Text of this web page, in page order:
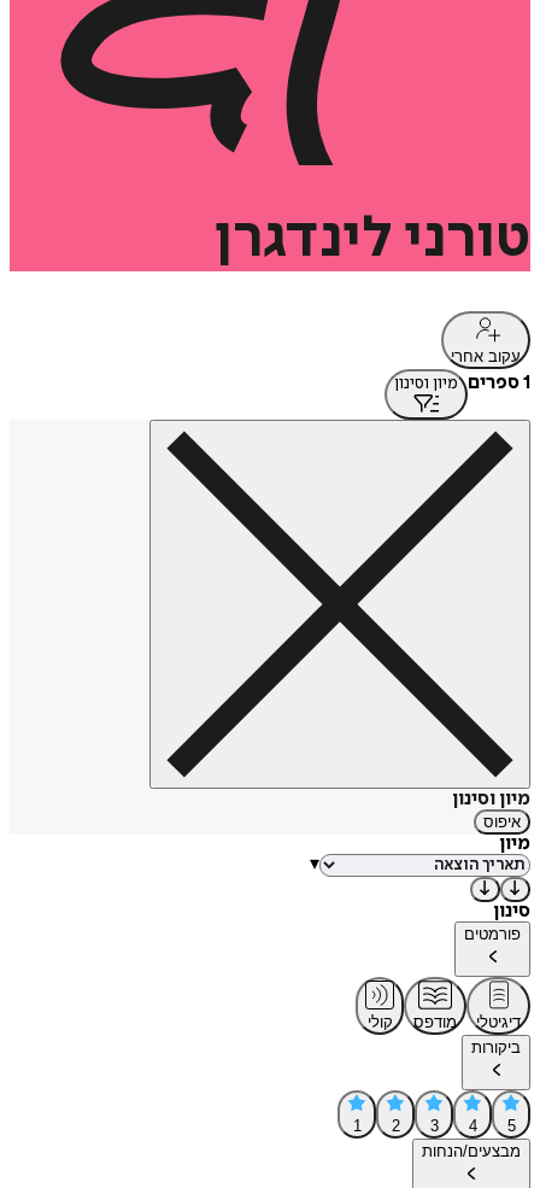
טורני לינדגרן
עקוב אחרי
1 ספרים מיון וסינון
מיון וסינון
איפוס
מיון
▾
סינון
פורמטים
דיגיטלי מודפס
קולי
ביקורות
5
4
3
2
1
מבצעים/הנחות